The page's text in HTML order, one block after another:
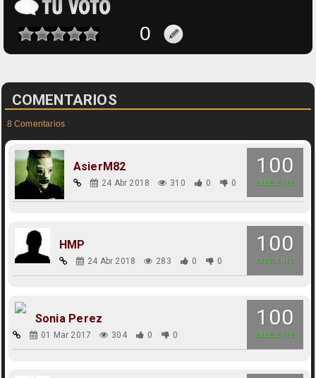
COMENTARIOS
8 Comentarios
100
EXCELENTE
AsierM82
24 Abr 2018 310 0 0
100
EXCELENTE
HMP
24 Abr 2018 283 0 0
100
EXCELENTE
Sonia Perez
01 Mar 2017 304 0 0